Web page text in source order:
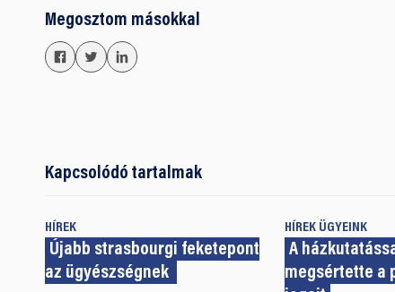
Megosztom másokkal
Kapcsolódó tartalmak
HÍREK
Újabb strasbourgi feketepont
az ügyészségnek
HÍREK ÜGYEINK
A
megsértette a